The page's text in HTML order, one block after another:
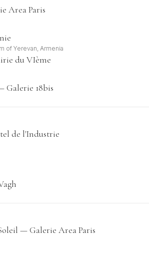
Area Paris
of Yerevan, Armenia
du VIème
Galerie 18bis
de l'Industrie
— Galerie Area Paris